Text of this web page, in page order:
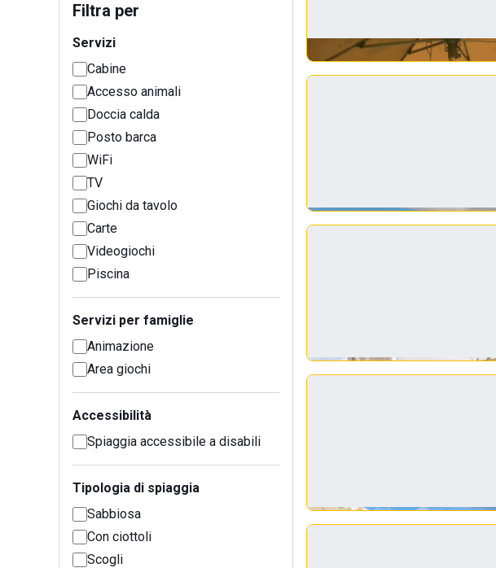
Filtra per
Servizi
Cabine
Accesso animali
Doccia calda
Posto barca
WiFi
TV
Giochi da tavolo
Carte
Videogiochi
Piscina
Servizi per famiglie
Animazione
Area giochi
Accessibilità
Spiaggia accessibile a disabili
Tipologia di spiaggia
Sabbiosa
Con ciottoli
Scogli